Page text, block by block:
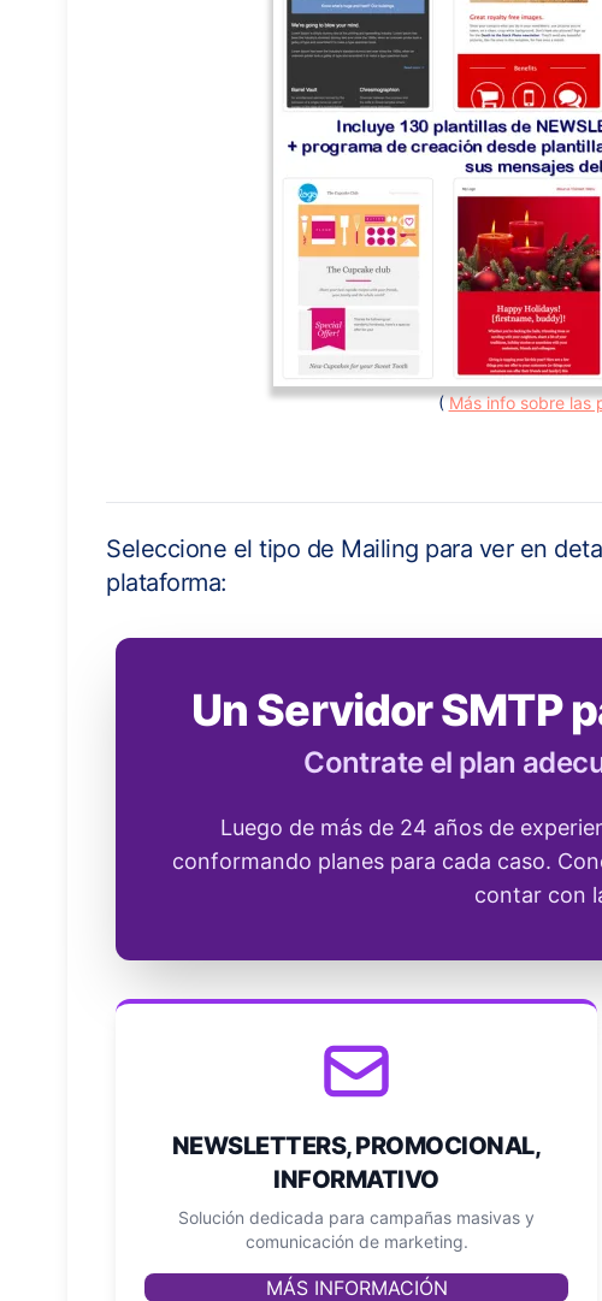
(Más info sobre las
Seleccione el tipo de Mailing para ver en
plataforma:
Un Servidor SMTP
Contrate el plan
Luego de más de 24 años de
conformando planes para cada caso.
contar con
NEWSLETTERS, PROMOCIONAL,
INFORMATIVO
Solución dedicada para campañas masivas y
comunicación de marketing.
MÁS INFORMACIÓN